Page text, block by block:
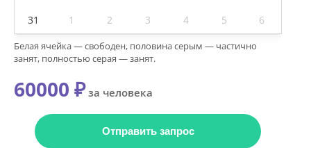
31 1 2 3 4 5 6
Белая ячейка — свободен, половина серым — частично
занят, полностью серая — занят.
60000 ₽ за человека
Отправить запрос